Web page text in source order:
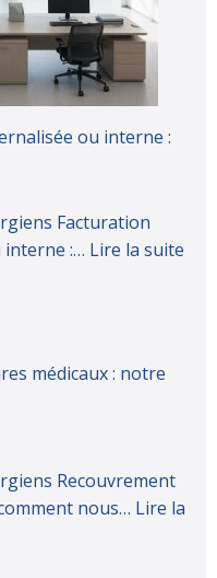
ou interne :
Facturation
interne :… Lire la suite
médicaux : notre
Recouvrement
nous… Lire la